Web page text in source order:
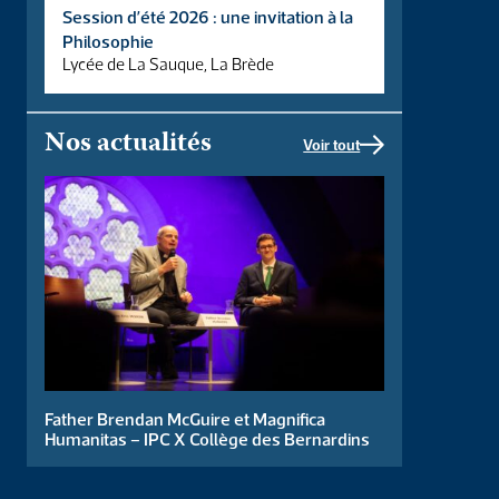
Session d’été 2026 : une invitation à la
Philosophie
Lycée de La Sauque, La Brède
Nos actualités Voir tout
Father Brendan McGuire et Magnifica
Humanitas – IPC X Collège des Bernardins
Libres ? Venez assister à cette présentation en
visioconférence mardi 24 juin 2025 à 20h. Merci de vous
inscrire via […]
Présentation du Master
RH